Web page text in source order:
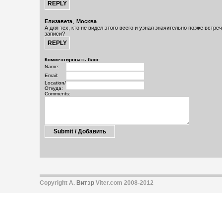
Елизавета, Москва
А для тех, кто не видел этого всего и узнал значительно позже
записи?
Комментировать блог:
Name:
Email:
Location/
Откуда:
Comments:
Copyright А. Витэр Viter.com 2008-2012